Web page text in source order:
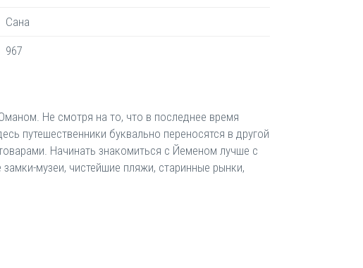
Сана
967
Не смотря на то, что в последнее время
путешественники буквально переносятся в другой
Начинать знакомиться с Йеменом лучше с
музеи, чистейшие пляжи, старинные рынки,